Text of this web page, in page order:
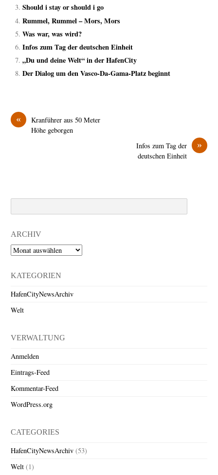
Should i stay or should i go
Rummel, Rummel – Mors, Mors
Was war, was wird?
Infos zum Tag der deutschen Einheit
„Du und deine Welt“ in der HafenCity
Der Dialog um den Vasco-Da-Gama-Platz beginnt
«
Kranführer aus 50 Meter
Höhe geborgen
»
Infos zum Tag der
deutschen Einheit
ARCHIV
Archiv
KATEGORIEN
HafenCityNewsArchiv
Welt
VERWALTUNG
Anmelden
Eintrags-Feed
Kommentar-Feed
WordPress.org
CATEGORIES
HafenCityNewsArchiv (53)
Welt (1)